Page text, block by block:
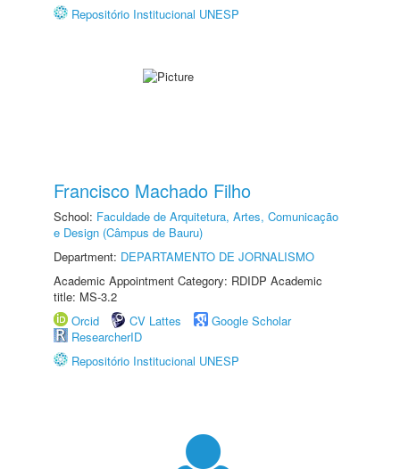
Repositório Institucional UNESP
Francisco Machado Filho
School: Faculdade de Arquitetura, Artes, Comunicação
e Design (Câmpus de Bauru)
Department: DEPARTAMENTO DE JORNALISMO
Academic Appointment Category: RDIDP Academic
title: MS-3.2
Orcid
CV Lattes
Google Scholar
ResearcherID
Repositório Institucional UNESP